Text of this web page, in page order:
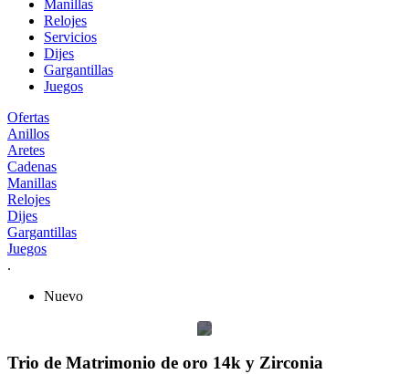
Manillas
Relojes
Servicios
Dijes
Gargantillas
Juegos
Ofertas
Anillos
Aretes
Cadenas
Manillas
Relojes
Dijes
Gargantillas
Juegos
.
Nuevo
Trio de Matrimonio de oro 14k y Zirconia